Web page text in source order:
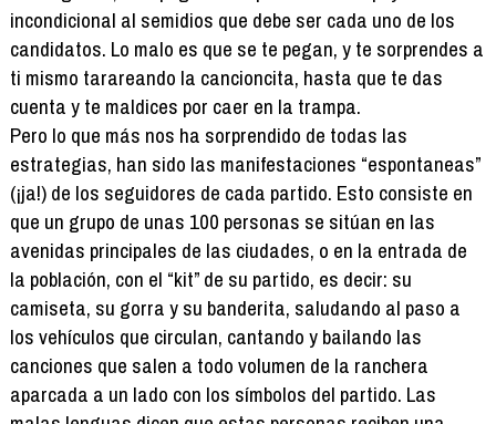
incondicional al semidios que debe ser cada uno de los
candidatos. Lo malo es que se te pegan, y te sorprendes a
ti mismo tarareando la cancioncita, hasta que te das
cuenta y te maldices por caer en la trampa.
Pero lo que más nos ha sorprendido de todas las
estrategias, han sido las manifestaciones “espontaneas”
(¡ja!) de los seguidores de cada partido. Esto consiste en
que un grupo de unas 100 personas se sitúan en las
avenidas principales de las ciudades, o en la entrada de
la población, con el “kit” de su partido, es decir: su
camiseta, su gorra y su banderita, saludando al paso a
los vehículos que circulan, cantando y bailando las
canciones que salen a todo volumen de la ranchera
aparcada a un lado con los símbolos del partido. Las